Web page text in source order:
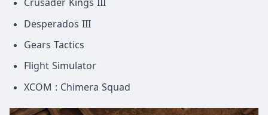
Crusader Kings III
Desperados III
Gears Tactics
Flight Simulator
XCOM : Chimera Squad